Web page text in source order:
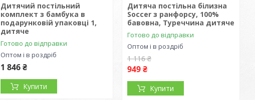
Дитячий постільний
комплект з бамбука в
подарунковій упаковці 1,
дитяче
Готово до відправки
Оптом і в роздріб
1 846 ₴
Купити
Дитяча постільна білизна
Soccer з ранфорсу, 100%
бавовна, Туреччина дитяче
Готово до відправки
Оптом і в роздріб
1 116 ₴
949 ₴
Купити